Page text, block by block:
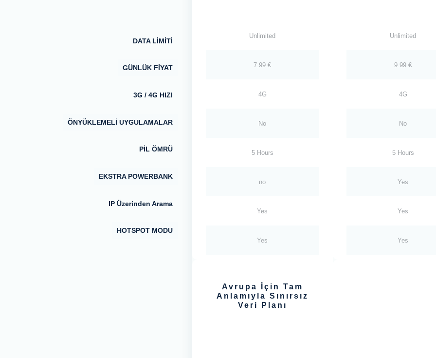
DATA LİMİTİ
GÜNLÜK FİYAT
3G / 4G HIZI
ÖNYÜKLEMELİ UYGULAMALAR
PİL ÖMRÜ
EKSTRA POWERBANK
IP Üzerinden Arama
HOTSPOT MODU
Unlimited
7.99 €
4G
No
5 Hours
no
Yes
Yes
Unlimited
9.99 €
4G
No
5 Hours
Yes
Yes
Yes
Avrupa İçin Tam
Anlamıyla Sınırsız
Veri Planı